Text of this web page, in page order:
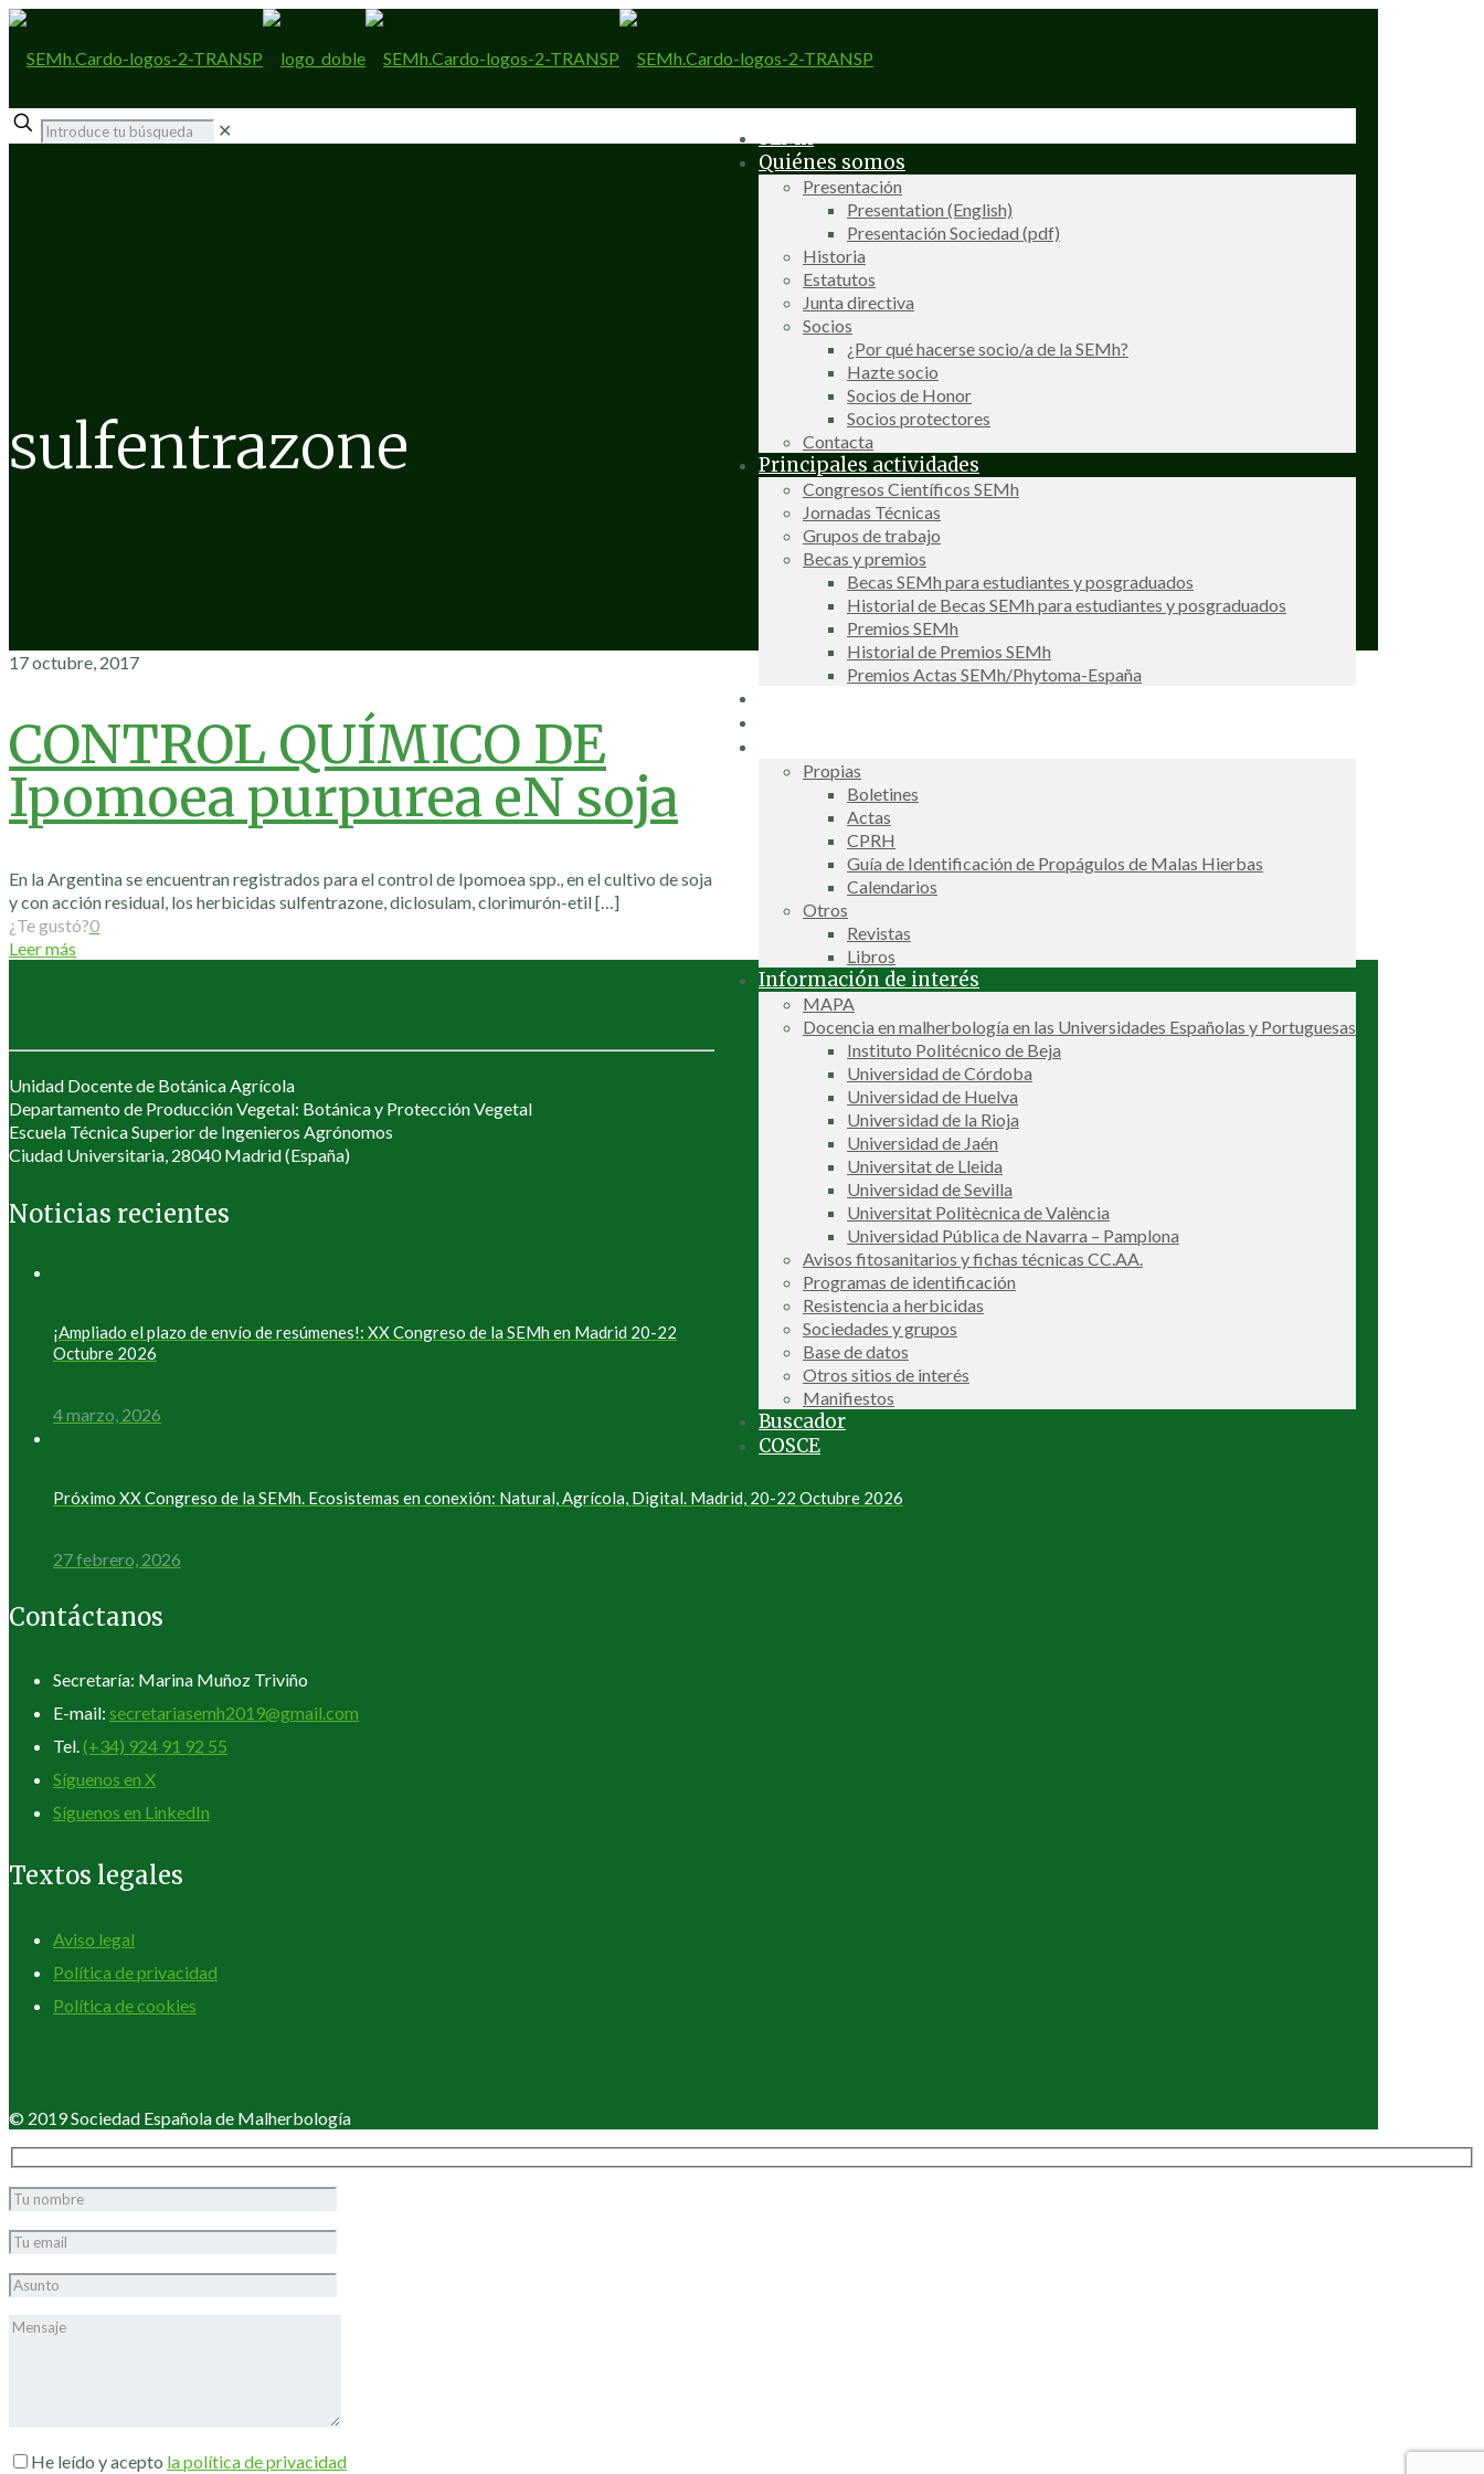
SEMh
Quiénes somos
Presentación
Presentation (English)
Presentación Sociedad (pdf)
Historia
Estatutos
Junta directiva
Socios
¿Por qué hacerse socio/a de la SEMh?
Hazte socio
Socios de Honor
Socios protectores
Contacta
Principales actividades
Congresos Científicos SEMh
Jornadas Técnicas
Grupos de trabajo
Becas y premios
Becas SEMh para estudiantes y posgraduados
Historial de Becas SEMh para estudiantes y posgraduados
Premios SEMh
Historial de Premios SEMh
Premios Actas SEMh/Phytoma-España
Propias
Boletines
Actas
CPRH
Guía de Identificación de Propágulos de Malas Hierbas
Calendarios
Otros
Revistas
Libros
Información de interés
MAPA
Docencia en malherbología en las Universidades Españolas y Portuguesas
Instituto Politécnico de Beja
Universidad de Córdoba
Universidad de Huelva
Universidad de la Rioja
Universidad de Jaén
Universitat de Lleida
Universidad de Sevilla
Universitat Politècnica de València
Universidad Pública de Navarra – Pamplona
Avisos fitosanitarios y fichas técnicas CC.AA.
Programas de identificación
Resistencia a herbicidas
Sociedades y grupos
Base de datos
Otros sitios de interés
Manifiestos
Buscador
COSCE
✕
sulfentrazone
17 octubre, 2017
CONTROL QUÍMICO DE
Ipomoea purpurea eN soja
En la Argentina se encuentran registrados para el control de Ipomoea spp., en el cultivo de soja
y con acción residual, los herbicidas sulfentrazone, diclosulam, clorimurón-etil[…]
¿Te gustó?0
Leer más
Unidad Docente de Botánica Agrícola
Departamento de Producción Vegetal: Botánica y Protección Vegetal
Escuela Técnica Superior de Ingenieros Agrónomos
Ciudad Universitaria, 28040 Madrid (España)
Noticias recientes
¡Ampliado el plazo de envío de resúmenes!: XX Congreso de la SEMh en Madrid 20-22
Octubre 2026
4 marzo, 2026
Próximo XX Congreso de la SEMh. Ecosistemas en conexión: Natural, Agrícola, Digital. Madrid, 20-22 Octubre 2026
27 febrero, 2026
Contáctanos
Secretaría: Marina Muñoz Triviño
E-mail: secretariasemh2019@gmail.com
Tel. (+34) 924 91 92 55
Síguenos en X
Síguenos en LinkedIn
Textos legales
Aviso legal
Política de privacidad
Política de cookies
© 2019 Sociedad Española de Malherbología
He leído y acepto la política de privacidad